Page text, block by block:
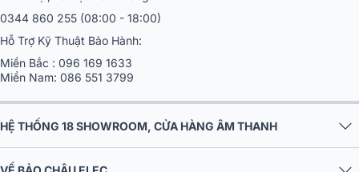
0344 860 255 (08:00 - 18:00)
Hỗ Trợ Kỹ Thuật Bảo Hành:
Miền Bắc : 096 169 1633
Miền Nam: 086 551 3799
HỆ THỐNG 18 SHOWROOM, CỬA HÀNG ÂM THANH